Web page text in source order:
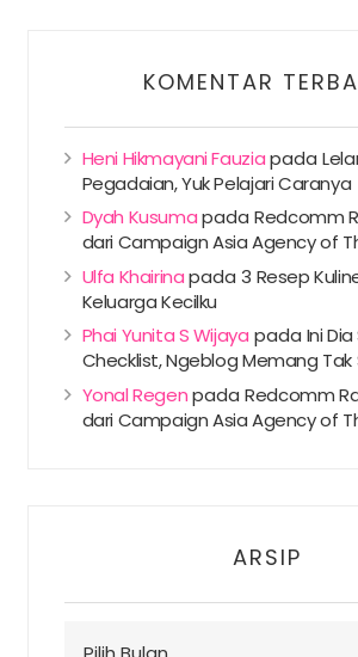
KOMENTAR
Heni Hikmayani Fauziapada
Pegadaian, Yuk Pelajari Caranya
Dyah KusumapadaRedcomm
dari Campaign Asia Agency of
Ulfa Khairinapada3 Resep
Keluarga Kecilku
Phai Yunita S Wijaya pada Ini Dia
Checklist, Ngeblog Memang Tak
Yonal RegenpadaRedcomm
dari Campaign Asia Agency of
ARSIP